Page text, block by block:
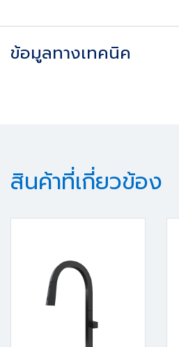
ข้อมูลทางเทคนิค
สินค้าที่เกี่ยวข้อง